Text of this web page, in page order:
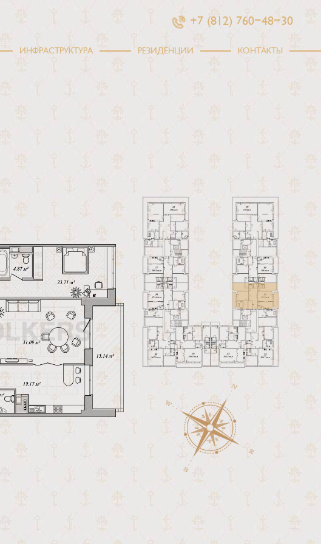
ИНФРАСТРУКТУРА РЕЗИДЕНЦИИ КОНТАКТЫ
+7 (812) 760-48-30